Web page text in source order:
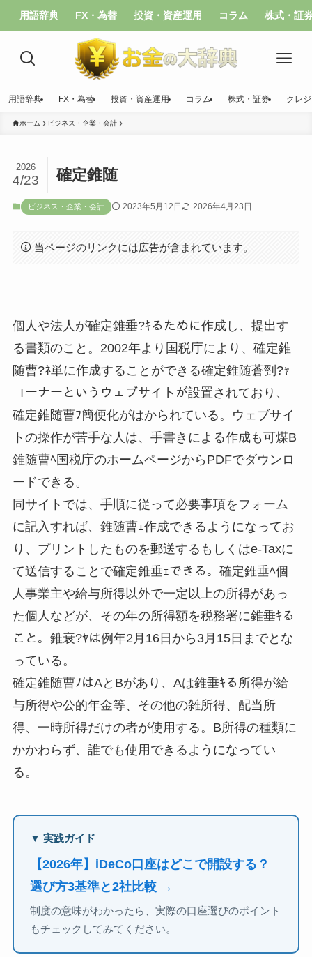
用語辞典 FX・為替 投資・資産運用 コラム 株式・証
用語辞典 FX・為替 投資・資産運用 コラム 株式・証券 クレ
ホーム ビジネス・企業・会計
確定錐随
2026
4/23
ビジネス・企業・会計 2023年5月12日 2026年4月23日
当ページのリンクには広告が含まれています。
個人や法人が確定錐垂?ｷるために作成し、提出す
る書類のこと。2002年より国税庁により、確定錐
随曹?ﾈ単に作成することができる確定錐随蒼剄?ｬ
コーナーというウェブサイトが設置されており、
確定錐随曹ﾌ簡便化がはかられている。ウェブサイ
トの操作が苦手な人は、手書きによる作成も可煤B
錐随曹ﾍ国税庁のホームページからPDFでダウンロ
ードできる。
同サイトでは、手順に従って必要事項をフォーム
に記入すれば、錐随曹ｪ作成できるようになってお
り、プリントしたものを郵送するもしくはe-Taxに
て送信することで確定錐垂ｪできる。確定錐垂ﾍ個
人事業主や給与所得以外で一定以上の所得があっ
た個人などが、その年の所得額を税務署に錐垂ｷる
こと。錐衰?ﾔは例年2月16日から3月15日までとな
っている。
確定錐随曹ﾉはAとBがあり、Aは錐垂ｷる所得が給
与所得や公的年金等、その他の雑所得、配当所
得、一時所得だけの者が使用する。B所得の種類に
かかわらず、誰でも使用できるようになってい
る。
▼ 実践ガイド
【2026年】iDeCo口座はどこで開設する？
選び方3基準と2社比較 →
制度の意味がわかったら、実際の口座選びのポイント
もチェックしてみてください。